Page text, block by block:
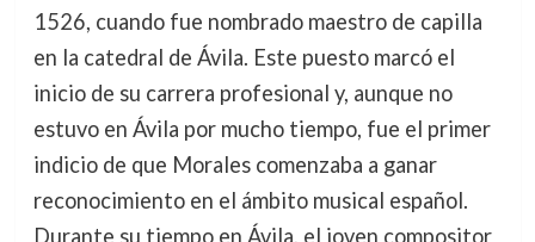
1526, cuando fue nombrado maestro de capilla
en la catedral de Ávila. Este puesto marcó el
inicio de su carrera profesional y, aunque no
estuvo en Ávila por mucho tiempo, fue el primer
indicio de que Morales comenzaba a ganar
reconocimiento en el ámbito musical español.
Durante su tiempo en Ávila, el joven compositor